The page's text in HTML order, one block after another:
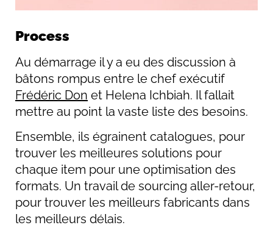
Process
Au démarrage il y a eu des discussion à
bâtons rompus entre le chef exécutif
Frédéric Don et Helena Ichbiah. Il fallait
mettre au point la vaste liste des besoins.
Ensemble, ils égrainent catalogues, pour
trouver les meilleures solutions pour
chaque item pour une optimisation des
formats. Un travail de sourcing aller-retour,
pour trouver les meilleurs fabricants dans
les meilleurs délais.